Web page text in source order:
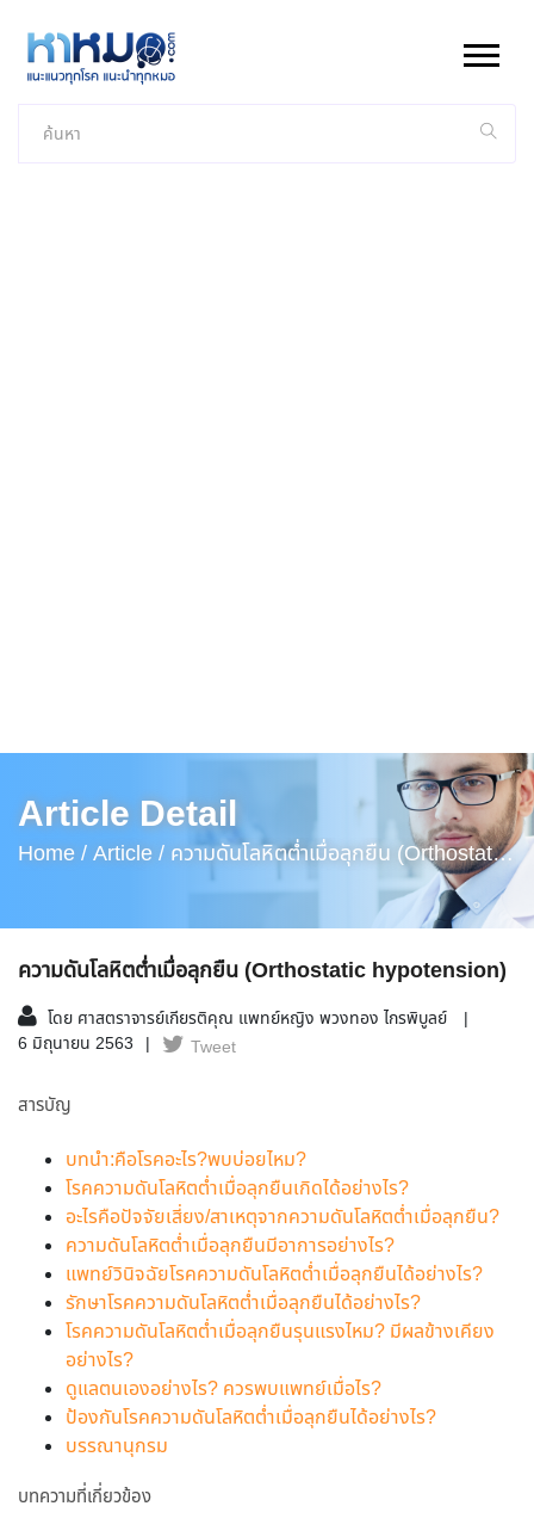
Article Detail
Home /Article / ความดันโลหิตต่ำเมื่อลุกยืน (Orthostatic
ความดันโลหิตต่ำเมื่อลุกยืน (Orthostatic hypotension)
โดย ศาสตราจารย์เกียรติคุณ แพทย์หญิง พวงทอง ไกรพิบูลย์
6 มิถุนายน 2563
Tweet
สารบัญ
บทนำ:คือโรคอะไร?พบบ่อยไหม?
โรคความดันโลหิตต่ำเมื่อลุกยืนเกิดได้อย่างไร?
อะไรคือปัจจัยเสี่ยง/สาเหตุจากความดันโลหิตต่ำเมื่อลุกยืน?
ความดันโลหิตต่ำเมื่อลุกยืนมีอาการอย่างไร?
แพทย์วินิจฉัยโรคความดันโลหิตต่ำเมื่อลุกยืนได้อย่างไร?
รักษาโรคความดันโลหิตต่ำเมื่อลุกยืนได้อย่างไร?
โรคความดันโลหิตต่ำเมื่อลุกยืนรุนแรงไหม? มีผลข้างเคียง
อย่างไร?
ดูแลตนเองอย่างไร? ควรพบแพทย์เมื่อไร?
ป้องกันโรคความดันโลหิตต่ำเมื่อลุกยืนได้อย่างไร?
บรรณานุกรม
บทความที่เกี่ยวข้อง